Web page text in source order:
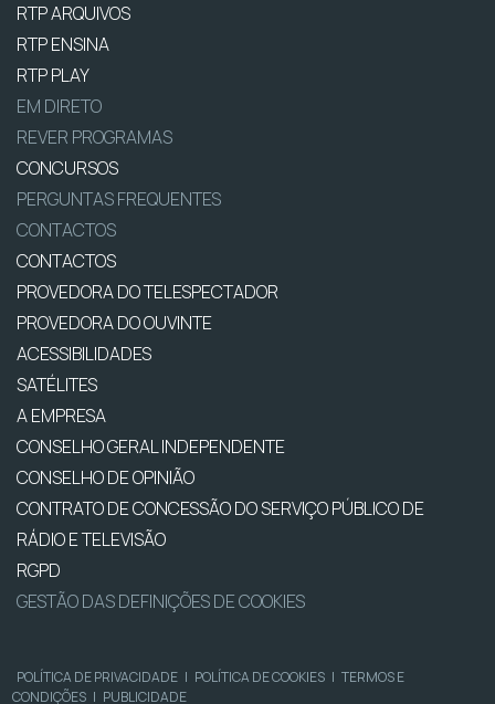
RTP ARQUIVOS
RTP ENSINA
RTP PLAY
EM DIRETO
REVER PROGRAMAS
CONCURSOS
PERGUNTAS FREQUENTES
CONTACTOS
CONTACTOS
PROVEDORA DO TELESPECTADOR
PROVEDORA DO OUVINTE
ACESSIBILIDADES
SATÉLITES
A EMPRESA
CONSELHO GERAL INDEPENDENTE
CONSELHO DE OPINIÃO
CONTRATO DE CONCESSÃO DO SERVIÇO PÚBLICO DE
RÁDIO E TELEVISÃO
RGPD
GESTÃO DAS DEFINIÇÕES DE COOKIES
POLÍTICA DE PRIVACIDADE | POLÍTICA DE COOKIES | TERMOS E
CONDIÇÕES | PUBLICIDADE